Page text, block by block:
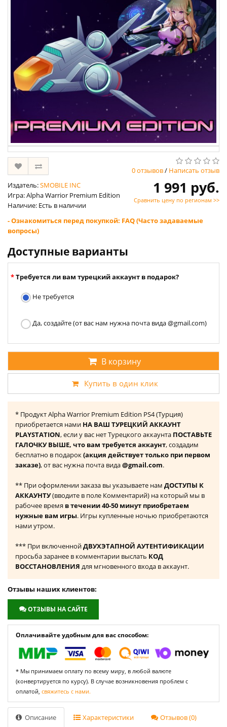
0 отзывов/ Написать отзыв
Издатель:SMOBILE INC
Игра: Alpha Warrior Premium Edition
Наличие: Есть в наличии
1 991 руб.
Сравнить цену по регионам >>
- Ознакомиться перед покупкой: FAQ (Часто задаваемые
вопросы)
Доступные варианты
Требуется ли вам турецкий аккаунт в подарок?
Не требуется
Да, создайте (от вас нам нужна почта вида @gmail.com)
В корзину
Купить в один клик
* Продукт Alpha Warrior Premium Edition PS4 (Турция)
приобретается нами НА ВАШ ТУРЕЦКИЙ АККАУНТ
PLAYSTATION, если у вас нет Турецкого аккаунта ПОСТАВЬТЕ
ГАЛОЧКУ ВЫШЕ, что вам требуется аккаунт, создадим
бесплатно в подарок(акция действует только при первом
заказе), от вас нужна почта вида@gmail.com.
** При оформлении заказа вы указываете нам ДОСТУПЫ К
АККАУНТУ(вводите в поле Комментарий) на который мы в
рабочее время в течении 40-50 минут приобретаем
нужные вам игры. Игры купленные ночью приобретаются
нами утром.
*** При включеннойДВУХЭТАПНОЙ АУТЕНТИФИКАЦИИ
просьба заранее в комментарии выслать КОД
ВОССТАНОВЛЕНИЯ для мгновенного входа в аккаунт.
Отзывы наших клиентов:
ОТЗЫВЫ НА САЙТЕ
Оплачивайте удобным для вас способом:
* Мы принимаем оплату по всему миру, в любой валюте
(конвертируется по курсу). В случае возникновения проблем с
оплатой, свяжитесь с нами.
Описание Характеристики Отзывов (0)